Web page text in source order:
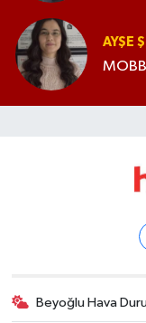
AYŞE
Beyoğlu Hava